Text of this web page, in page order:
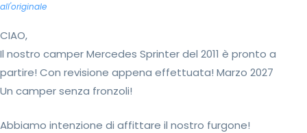
all'originale
CIAO,
Il nostro camper Mercedes Sprinter del 2011 è pronto a
partire! Con revisione appena effettuata! Marzo 2027
Un camper senza fronzoli!
Abbiamo intenzione di affittare il nostro furgone!